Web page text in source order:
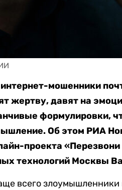
мошенники
жертву, давят на
формулировки,
Об этом РИА
проекта
технологий Москвы
всего